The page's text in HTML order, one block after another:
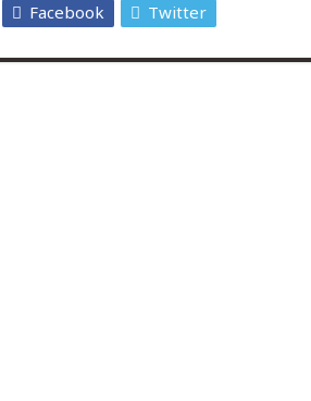
Facebook Twitter